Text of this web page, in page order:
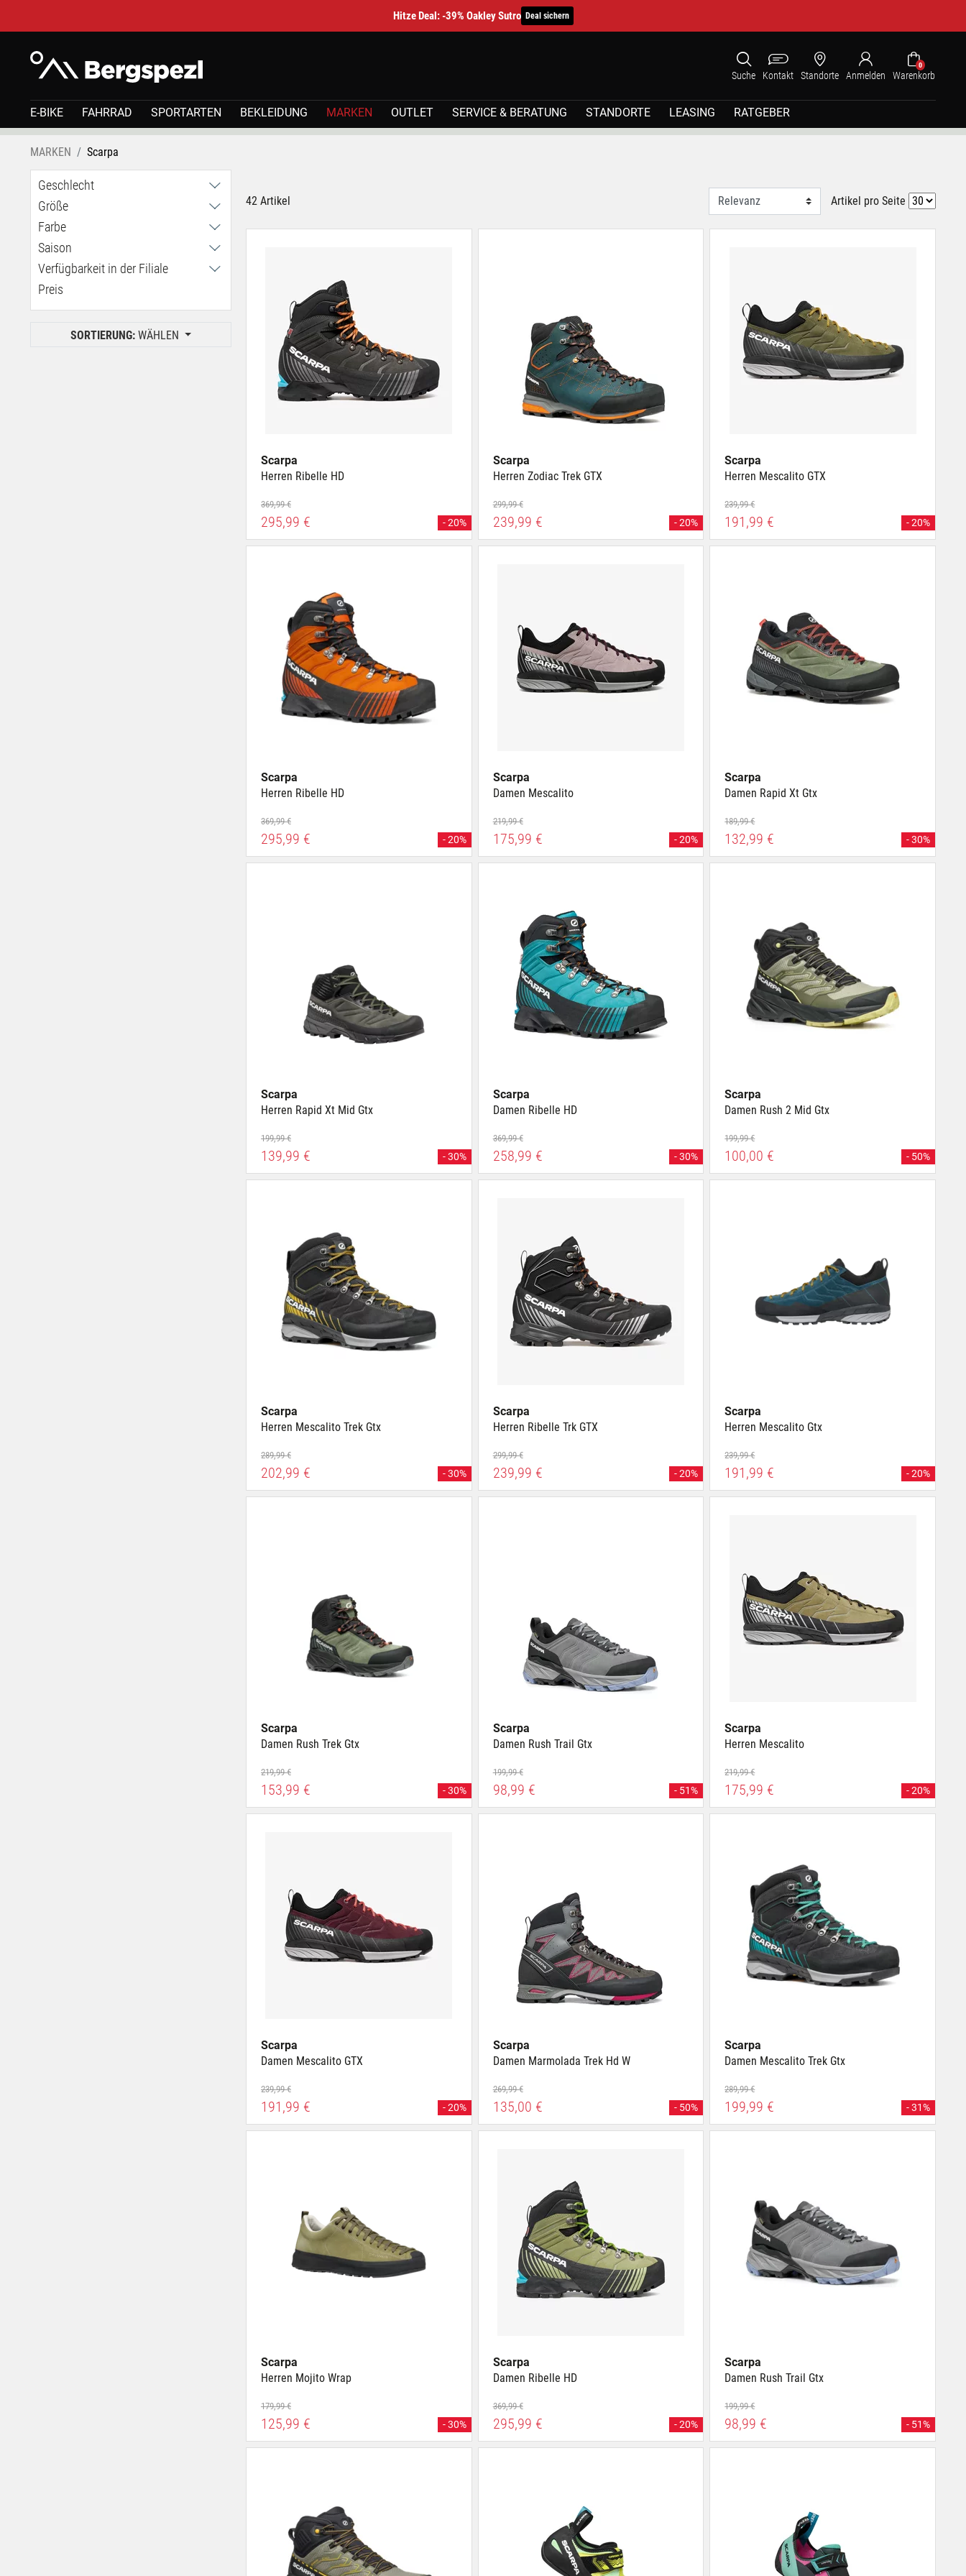
Hitze Deal: -39% Oakley Sutro Deal sichern
Suche Kontakt Standorte Anmelden
0
Warenkorb
E-BIKE FAHRRAD SPORTARTEN BEKLEIDUNG MARKEN OUTLET SERVICE & BERATUNG STANDORTE LEASING RATGEBER
MARKEN Scarpa
Geschlecht
Damen
Herren
Kinder
Größe
24
25
26
30
36
Farbe
Saison
Sommer
Winter
Verfügbarkeit in der Filiale
Haid
Klagenfurt
SCS Vösendorf
Preis
SORTIERUNG: WÄHLEN
42 Artikel Artikel pro Seite
Scarpa
Herren Ribelle HD
369,99 €
295,99 € - 20%
Scarpa
Herren Zodiac Trek GTX
299,99 €
239,99 € - 20%
Scarpa
Herren Mescalito GTX
239,99 €
191,99 € - 20%
Scarpa
Herren Ribelle HD
369,99 €
295,99 € - 20%
Scarpa
Damen Mescalito
219,99 €
175,99 € - 20%
Scarpa
Damen Rapid Xt Gtx
189,99 €
132,99 € - 30%
Scarpa
Herren Rapid Xt Mid Gtx
199,99 €
139,99 € - 30%
Scarpa
Damen Ribelle HD
369,99 €
258,99 € - 30%
Scarpa
Damen Rush 2 Mid Gtx
199,99 €
100,00 € - 50%
Scarpa
Herren Mescalito Trek Gtx
289,99 €
202,99 € - 30%
Scarpa
Herren Ribelle Trk GTX
299,99 €
239,99 € - 20%
Scarpa
Herren Mescalito Gtx
239,99 €
191,99 € - 20%
Scarpa
Damen Rush Trek Gtx
219,99 €
153,99 € - 30%
Scarpa
Damen Rush Trail Gtx
199,99 €
98,99 € - 51%
Scarpa
Herren Mescalito
219,99 €
175,99 € - 20%
Scarpa
Damen Mescalito GTX
239,99 €
191,99 € - 20%
Scarpa
Damen Marmolada Trek Hd W
269,99 €
135,00 € - 50%
Scarpa
Damen Mescalito Trek Gtx
289,99 €
199,99 € - 31%
Scarpa
Herren Mojito Wrap
179,99 €
125,99 € - 30%
Scarpa
Damen Ribelle HD
369,99 €
295,99 € - 20%
Scarpa
Damen Rush Trail Gtx
199,99 €
98,99 € - 51%